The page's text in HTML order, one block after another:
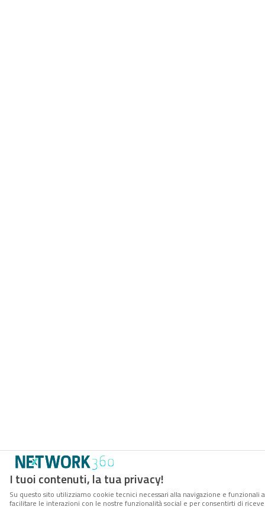
I tuoi contenuti, la tua privacy!
Su questo sito utilizziamo cookie tecnici necessari alla navigazione e
facilitare le interazioni con le nostre funzionalità social e per consentirti di